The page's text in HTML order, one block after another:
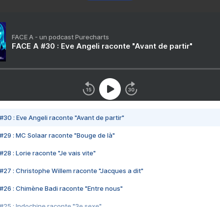
FACE A - un podcast Purecharts
FACE A #30 : Eve Angeli raconte "Avant de partir"
#30 : Eve Angeli raconte "Avant de partir"
#29 : MC Solaar raconte "Bouge de là"
#28 : Lorie raconte "Je vais vite"
#27 : Christophe Willem raconte "Jacques a dit"
#26 : Chimène Badi raconte "Entre nous"